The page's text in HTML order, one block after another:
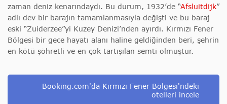
zaman deniz kenarındaydı. Bu durum, 1932’de “Afsluitdijk”
adlı dev bir barajın tamamlanmasıyla değişti ve bu baraj
eski “Zuiderzee”yi Kuzey Denizi’nden ayırdı. Kırmızı Fener
Bölgesi bir gece hayatı alanı haline geldiğinden beri, şehrin
en kötü şöhretli ve en çok tartışılan semti olmuştur.
Booking.com'da Kırmızı Fener Bölgesi'ndeki
otelleri incele